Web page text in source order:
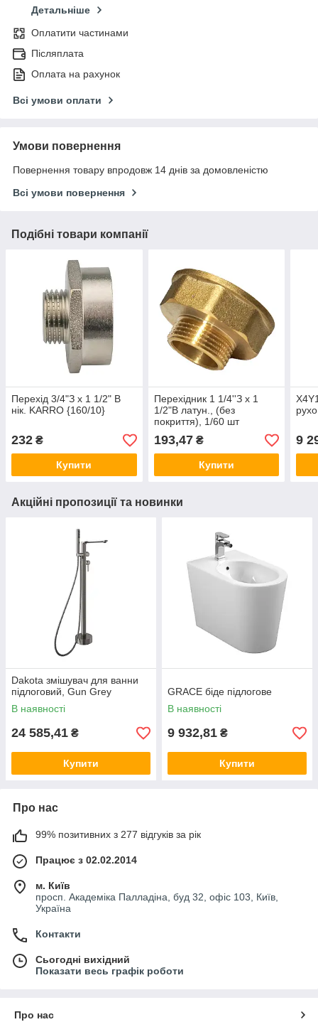
Детальніше
Оплатити частинами
Післяплата
Оплата на рахунок
Всі умови оплати
Умови повернення
Повернення товару впродовж 14 днів за домовленістю
Всі умови повернення
Подібні товари компанії
Перехід 3/4"З x 1 1/2" В
нік. KARRO {160/10}
232 ₴
Купити
Перехідник 1 1/4''З x 1
1/2"В латун., (без
покриття), 1/60 шт
193,47₴
Купити
9
Акційні пропозиції та новинки
Dakota змішувач для ванни
підлоговий, Gun Grey
В наявності
24 585,41 ₴
Купити
GRACE біде підлогове
В наявності
9 932,81 ₴
Купити
Про нас
99% позитивних з 277 відгуків за рік
Працює з 02.02.2014
м. Київ
просп. Академіка Палладіна, буд 32, офіс 103, Київ,
Україна
Контакти
Сьогодні вихідний
Показати весь графік роботи
Про нас